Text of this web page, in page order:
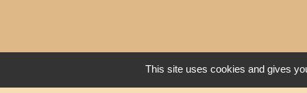
This site uses cookies and gives